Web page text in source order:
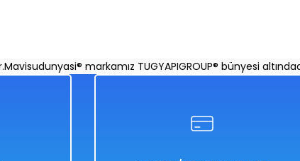
Işıklı 50 Kg Taşıma Kapasiteli 3+ Yaş Pro
markamız TUGYAPIGROUP® bünyesi altındadır.